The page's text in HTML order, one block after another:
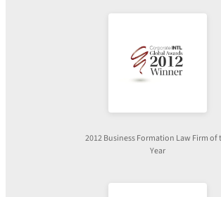
2012 Business Formation Law Firm of
Year